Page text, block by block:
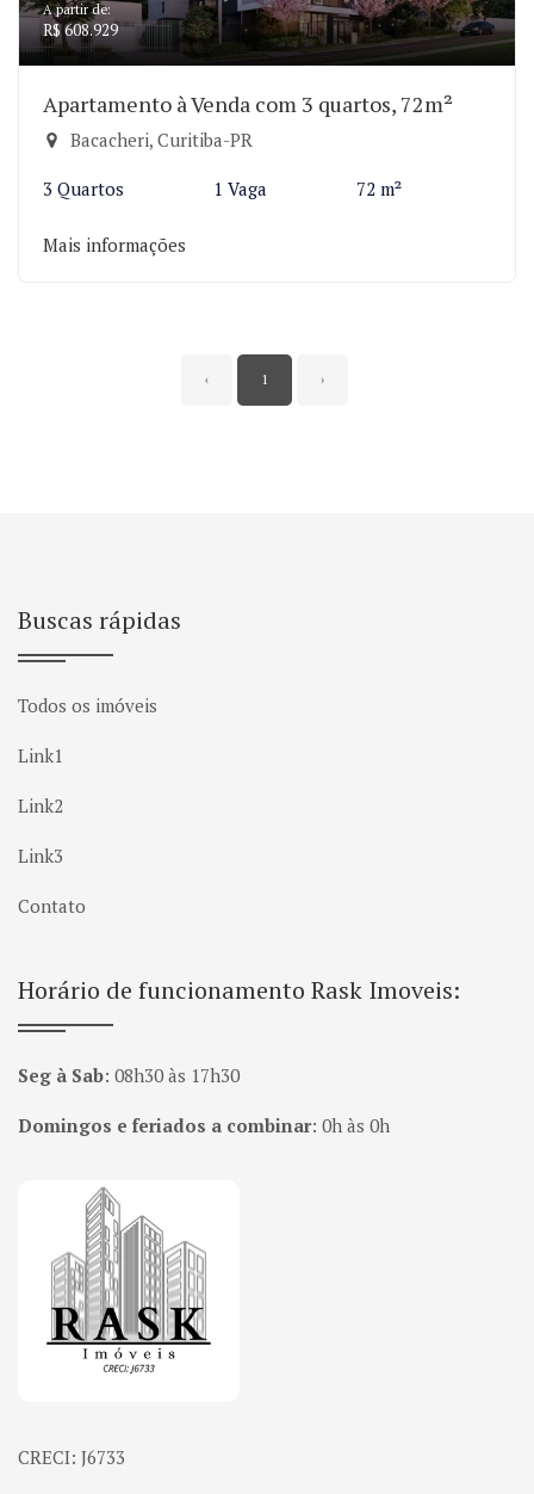
A partir de:
R$ 608.929
Apartamento à Venda com 3 quartos, 72m²
Bacacheri, Curitiba-PR
3 Quartos 1 Vaga 72 m²
Mais informações
‹ 1 ›
Buscas rápidas
Todos os imóveis
Link1
Link2
Link3
Contato
Horário de funcionamento Rask Imoveis:
Seg à Sab: 08h30 às 17h30
Domingos e feriados a combinar: 0h às 0h
Página inicial
CRECI: J6733